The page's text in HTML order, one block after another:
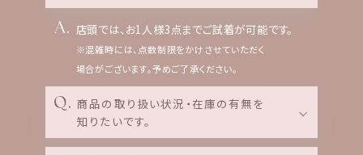
店頭では、お1人様3点までご試着が可能です。
※混雑時には、点数制限をかけさせていただく
場合がございます。予めご了承ください。
商品の取り扱い状況・在庫の有無を
知りたいです。